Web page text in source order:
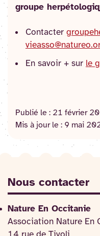
groupe
Contacter
En savoir + sur le
Publié le : 21 février
Mis à jour le : 9 mai
Nous contacter
Nature En Occitanie
Association Nature En